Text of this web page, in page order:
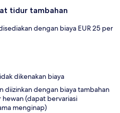
tidur tambahan
dengan biaya EUR 25 per
dikenakan biaya
diizinkan dengan biaya tambahan
hewan (dapat bervariasi
menginap)